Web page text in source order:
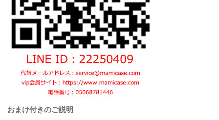
おまけ付きのご説明